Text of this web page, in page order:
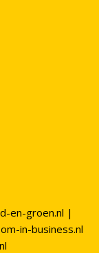
en-groen.nl |
in-business.nl